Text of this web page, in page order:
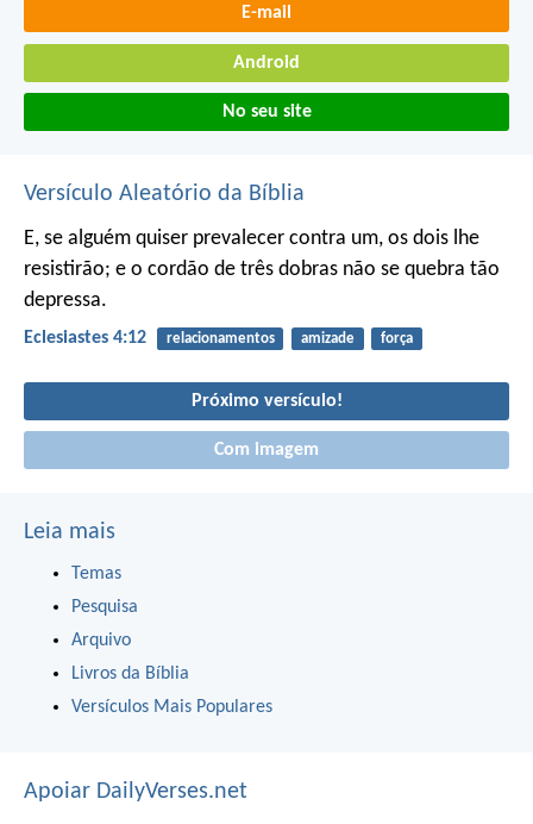
E-mail
Android
No seu site
Versículo Aleatório da Bíblia
E, se alguém quiser prevalecer contra um, os dois lhe
resistirão; e o cordão de três dobras não se quebra tão
depressa.
Eclesiastes 4:12 relacionamentos amizade força
Próximo versículo!
Com imagem
Leia mais
Temas
Pesquisa
Arquivo
Livros da Bíblia
Versículos Mais Populares
Apoiar DailyVerses.net